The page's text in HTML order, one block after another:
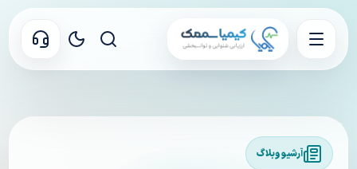
آرشیو وبلاگ